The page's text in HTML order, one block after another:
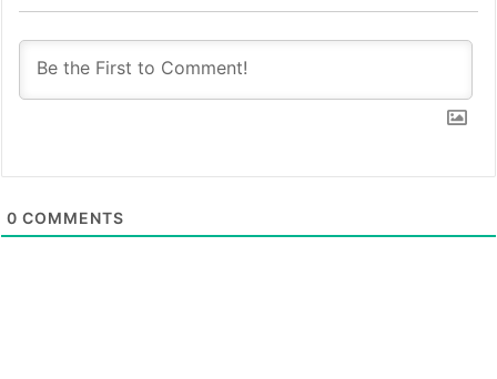
0 COMMENTS